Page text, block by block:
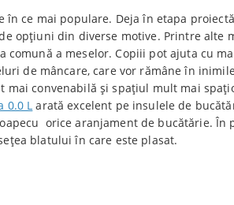
în ce mai populare. Deja în etapa
opțiuni din diverse motive. Printre alte
comună a meselor. Copiii pot ajuta cu
de mâncare, care vor rămâne în
mai convenabilă și spațiul mult mai
0.0 L arată excelent pe insulele de
orice aranjament de bucătărie. În
blatului în care este plasat.